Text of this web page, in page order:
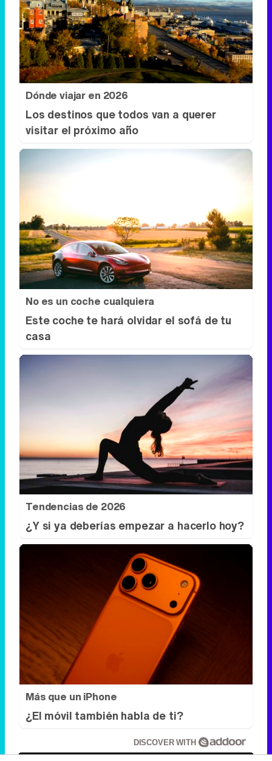
Dónde viajar en 2026
Los destinos que todos van a querer
visitar el próximo año
No es un coche cualquiera
Este coche te hará olvidar el sofá de tu
casa
Tendencias de 2026
¿Y si ya deberías empezar a hacerlo hoy?
Más que un iPhone
¿El móvil también habla de ti?
DISCOVER WITH
Síguenos
6,4k 258k